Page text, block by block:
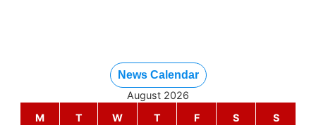
News Calendar
August 2026
M
T W T F S S